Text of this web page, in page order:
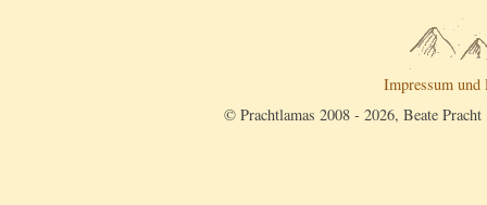
Impressum und
© Prachtlamas 2008 - 2026, Beate Pracht